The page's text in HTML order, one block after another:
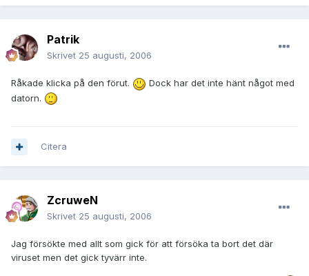
Patrik
Skrivet 25 augusti, 2006
Råkade klicka på den förut.
Dock har det inte hänt något med
datorn.
Citera
ZcruweN
Skrivet 25 augusti, 2006
Jag försökte med allt som gick för att försöka ta bort det där
viruset men det gick tyvärr inte.